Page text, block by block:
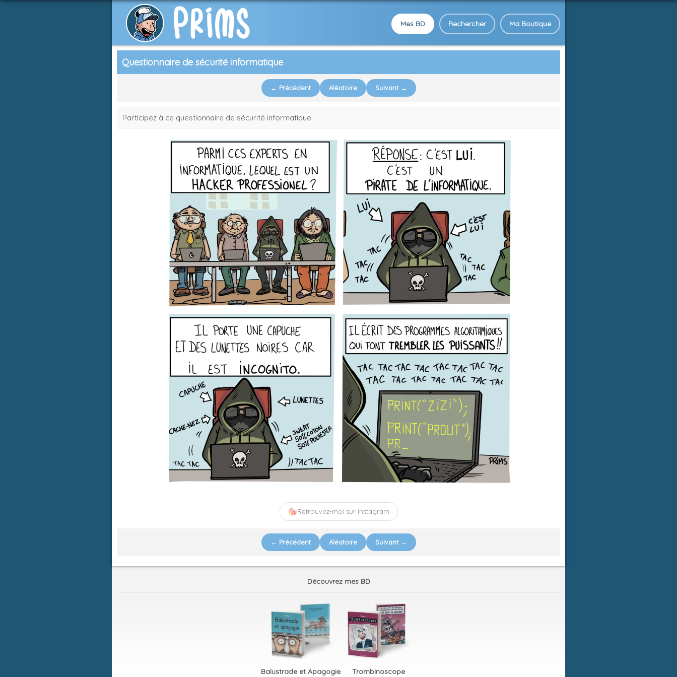
Mes BD Rechercher Ma Boutique
Questionnaire de sécurité informatique
← Précédent Aléatoire Suivant →
Participez à ce questionnaire de sécurité informatique.
Retrouvez-moi sur Instagram
← Précédent Aléatoire Suivant →
Découvrez mes BD
Balustrade et Apagogie Trombinoscope